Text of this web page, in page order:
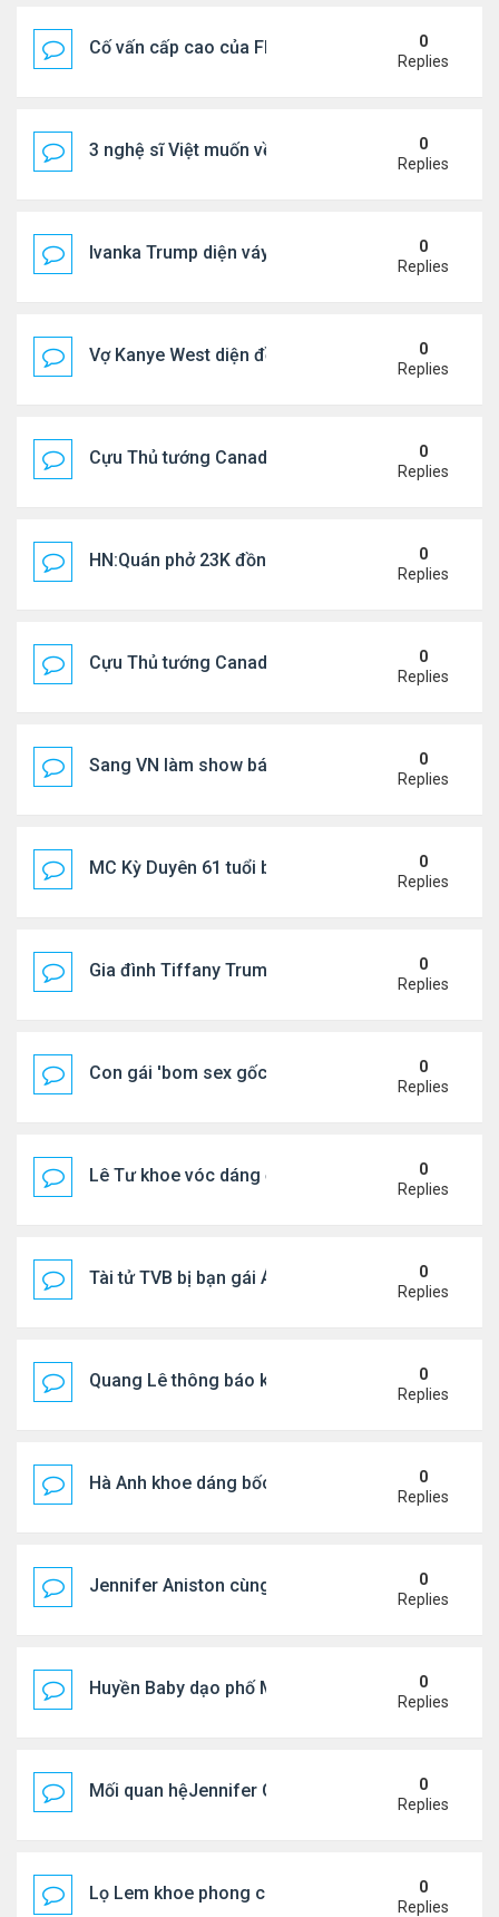
Cố vấn cấp cao của FIFA từ chức để phán đối
0
Replies
3 nghệ sĩ Việt muốn về VN nhưng số phận an bài
0
Replies
Ivanka Trump diện váy hở eo táo bạo, khoe vòng
0
Replies
Vợ Kanye West diện đồ xẻ bạo, dự tiệc ở đảo Ibiza
0
Replies
Cựu Thủ tướng Canada đắm đuối khóa môi Katy
0
Replies
HN:Quán phở 23K đồng một bát, 7 năm không
0
Replies
Cựu Thủ tướng Canada thoa kem chống nắng
0
Replies
Sang VN làm show bán vé giá "trên trời"
0
Replies
MC Kỳ Duyên 61 tuổi bị soi nhan sắc khi 0
Replies
Gia đình Tiffany Trump đi nghỉ ở Spain
0
Replies
Con gái 'bom sex gốc Việt' đón tuổi 18
0
Replies
Lê Tư khoe vóc dáng ở châu Âu
0
Replies
Tài tử TVB bị bạn gái Á hậu phản bội giờ ra sao?
0
Replies
Quang Lê thông báo khẩn cấp
0
Replies
Hà Anh khoe dáng bốc lửa của ở Maldives
0
Replies
Jennifer Aniston cùng bạn trai nghỉ dưỡng trên du
0
Replies
Huyền Baby dạo phố Mỹ
0
Replies
Mối quan hệJennifer Garner và mẹ chồng cũ
0
Replies
Lọ Lem khoe phong cách ở New York
0
Replies